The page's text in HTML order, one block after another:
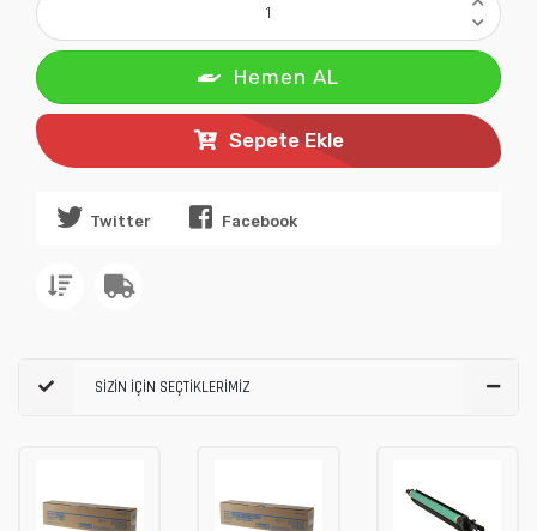
Hemen AL
Sepete Ekle
Twitter Facebook
SİZİN İÇİN SEÇTİKLERİMİZ